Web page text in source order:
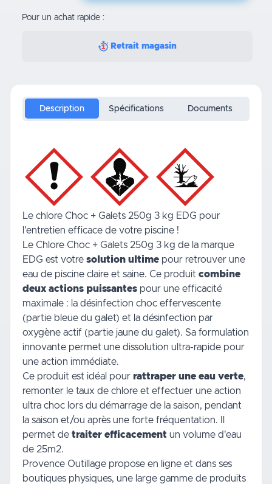
Pour un achat rapide :
Retrait magasin
Description Spécifications Documents
Le chlore Choc + Galets 250g 3 kg EDG pour
l'entretien efficace de votre piscine !
Le Chlore Choc + Galets 250g 3 kg de la marque
EDG est votre solution ultime pour retrouver une
eau de piscine claire et saine. Ce produit combine
deux actions puissantes pour une efficacité
maximale : la désinfection choc effervescente
(partie bleue du galet) et la désinfection par
oxygène actif (partie jaune du galet). Sa formulation
innovante permet une dissolution ultra-rapide pour
une action immédiate.
Ce produit est idéal pour rattraper une eau verte,
remonter le taux de chlore et effectuer une action
ultra choc lors du démarrage de la saison, pendant
la saison et/ou après une forte fréquentation. Il
permet de traiter efficacement un volume d'eau
de 25m2.
Provence Outillage propose en ligne et dans ses
boutiques physiques, une large gamme de produits